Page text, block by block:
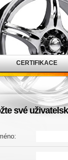
své
CERTIFIKACE